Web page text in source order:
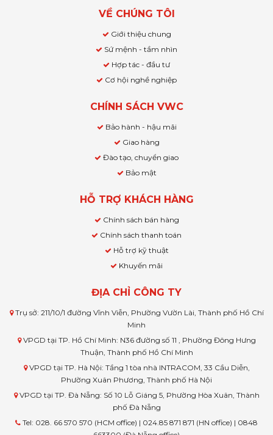
VỀ CHÚNG TÔI
Giới thiệu chung
Sứ mệnh - tầm nhìn
Hợp tác - đầu tư
Cơ hội nghề nghiệp
CHÍNH SÁCH VWC
Bảo hành - hậu mãi
Giao hàng
Đào tạo, chuyển giao
Bảo mật
HỖ TRỢ KHÁCH HÀNG
Chính sách bán hàng
Chính sách thanh toán
Hỗ trợ kỹ thuật
Khuyến mãi
ĐỊA CHỈ CÔNG TY
Trụ sở: 211/10/1 đường Vĩnh Viễn, Phường Vườn Lài, Thành phố Hồ Chí
Minh
VPGD tại TP. Hồ Chí Minh: N36 đường số 11 , Phường Đông Hưng
Thuận, Thành phố Hồ Chí Minh
VPGD tại TP. Hà Nội: Tầng 1 tòa nhà INTRACOM, 33 Cầu Diễn,
Phường Xuân Phương, Thành phố Hà Nội
VPGD tại TP. Đà Nẵng: Số 10 Lỗ Giáng 5, Phường Hòa Xuân, Thành
phố Đà Nẵng
Tel: 028. 66 570 570 (HCM office) | 024.85 871 871 (HN office) | 0848